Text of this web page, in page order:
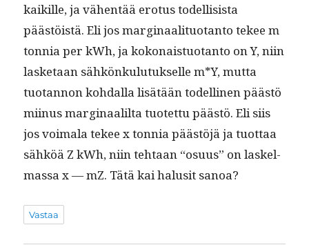
kaikille, ja vähen­tää ero­tus todel­li­sista
päästöistä. Eli jos mar­gin­aal­i­tuotan­to tekee m
ton­nia per kWh, ja kokon­ais­tuotan­to on Y, niin
las­ke­taan sähkönku­lu­tuk­selle m*Y, mut­ta
tuotan­non kohdal­la lisätään todel­li­nen päästö
mii­nus mar­gin­aalil­ta tuotet­tu päästö. Eli siis
jos voimala tekee x ton­nia päästöjä ja tuot­taa
sähköä Z kWh, niin tehtaan “osu­us” on laskel­
mas­sa x — mZ. Tätä kai halusit sanoa?
Vastaa